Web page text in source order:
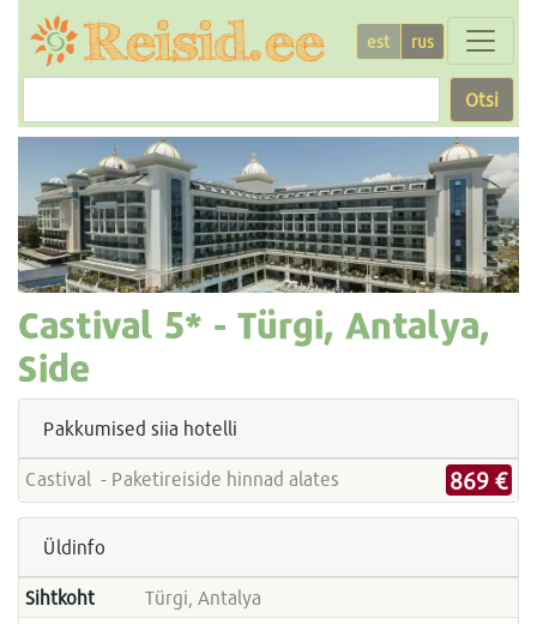
est rus
Otsi
Castival 5* - Türgi, Antalya,
Side
Pakkumised siia hotelli
Castival - Paketireiside hinnad alates 869 €
Üldinfo
Sihtkoht
Türgi, Antalya